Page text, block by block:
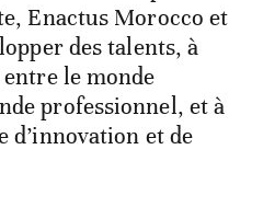
Enactus Morocco et
des talents, à
le monde
professionnel, et à
et de